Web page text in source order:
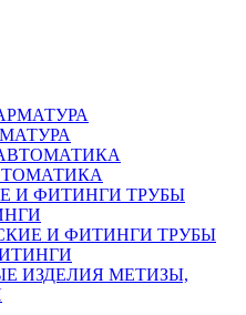
ТРУБЫ
ТРУБЫ
МЕТИЗЫ,